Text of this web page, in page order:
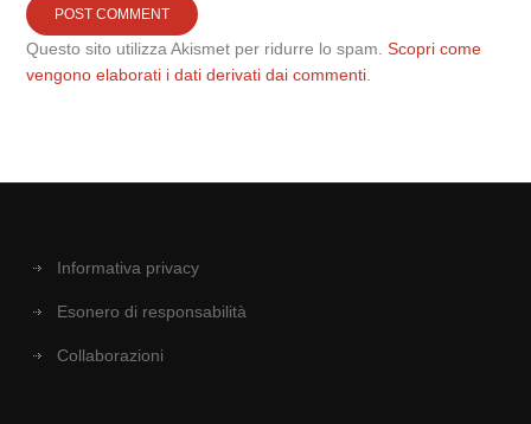
Questo sito utilizza Akismet per ridurre lo spam.Scopri come
vengono elaborati i dati derivati dai commenti
Informativa privacy
Esonero di responsabilità
Collaborazioni